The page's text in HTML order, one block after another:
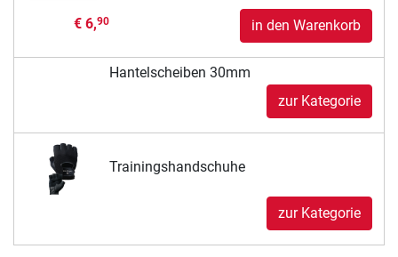
€ 6,90 in den Warenkorb
Hantelscheiben 30mm
zur Kategorie
Trainingshandschuhe
zur Kategorie